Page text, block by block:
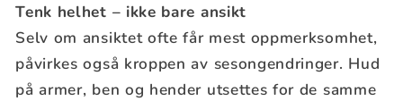
Tenk helhet – ikke bare ansikt
Selv om ansiktet ofte får mest oppmerksomhet,
påvirkes også kroppen av sesongendringer. Hud
på armer, ben og hender utsettes for de samme